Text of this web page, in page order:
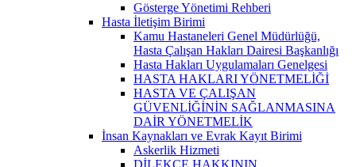
Gösterge Yönetimi Rehberi
Hasta İletişim Birimi
Kamu Hastaneleri Genel Müdürlüğü,
Hasta Çalışan Hakları Dairesi Başkanlığı
Hasta Hakları Uygulamaları Genelgesi
HASTA HAKLARI YÖNETMELİĞİ
HASTA VE ÇALIŞAN
GÜVENLİĞİNİN SAĞLANMASINA
DAİR YÖNETMELİK
İnsan Kaynakları ve Evrak Kayıt Birimi
Askerlik Hizmeti
DİLEKÇE HAKKININ